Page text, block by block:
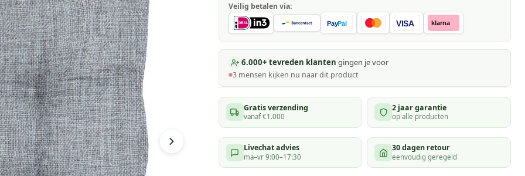
Veilig betalen via:
PayPal VISA klarna
6.000+ tevreden klanten gingen je voor
3 mensen kijken nu naar dit product
Gratis verzending
vanaf €1.000
2 jaar garantie
op alle producten
Livechat advies
ma–vr 9:00–17:30
30 dagen retour
eenvoudig geregeld